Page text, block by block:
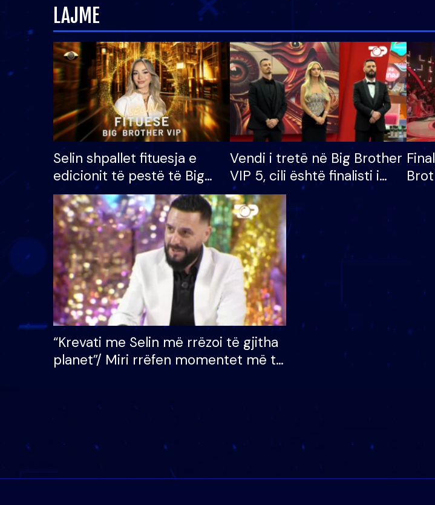
LAJME
Selin shpallet fituesja e
edicionit të pestë të Big
Brother VIP, rrëmben
çmimin e madh prej 100
mijë eurosh
Vendi i tretë në Big Brother
VIP 5, cili është finalisti i
radhës që lë shtëpinë
të
“Krevati me Selin më rrëzoi të gjitha
planet”/ Miri rrëfen momentet më të